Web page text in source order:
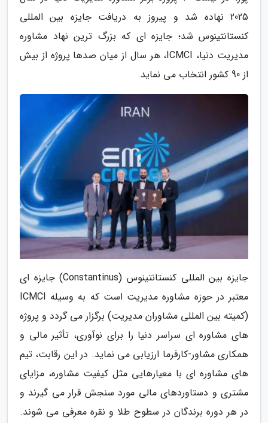
2025 نهاده شد و پیروز به دریافت جایزه بین المللی
کنستانتینوس شد؛ جایزه ای که بزرگ ترین نهاد مشاوره
مدیریت دنیا، ICMCI، هر سال از میان صدها پروژه از بیش
از 90 کشور انتخاب می نماید.
جایزه بین المللی کنستانتینوس (Constantinus) جایزه ای
معتبر در حوزه مشاوره مدیریت است که به وسیله ICMCI
(کمیته بین المللی مشاوران مدیریت) برگزار می گردد و پروژه
های مشاوره ای سراسر دنیا را برای نوآوری، تأثیر مالی و
همکاری مشاور-کارفرما ارزیابی می نماید. در این رقابت، تیم
های مشاوره ای با معیارهایی مثل کیفیت مشاوره، مزایای
مشتری و دستاوردهای مالی مورد سنجش قرار می گیرند و
در هر دوره برندگان در سطوح طلا و نقره معرفی می شوند.